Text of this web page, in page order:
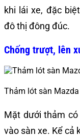
khi lái xe, đặc
đô thị đông đúc.
Chống trượt, lên
Thảm lót sàn
Mặt dưới thảm
vào sàn xe. Kể cả